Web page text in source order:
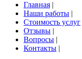
Главная |
Наши работы |
Стоимость услуг
Отзывы |
Вопросы |
Контакты |